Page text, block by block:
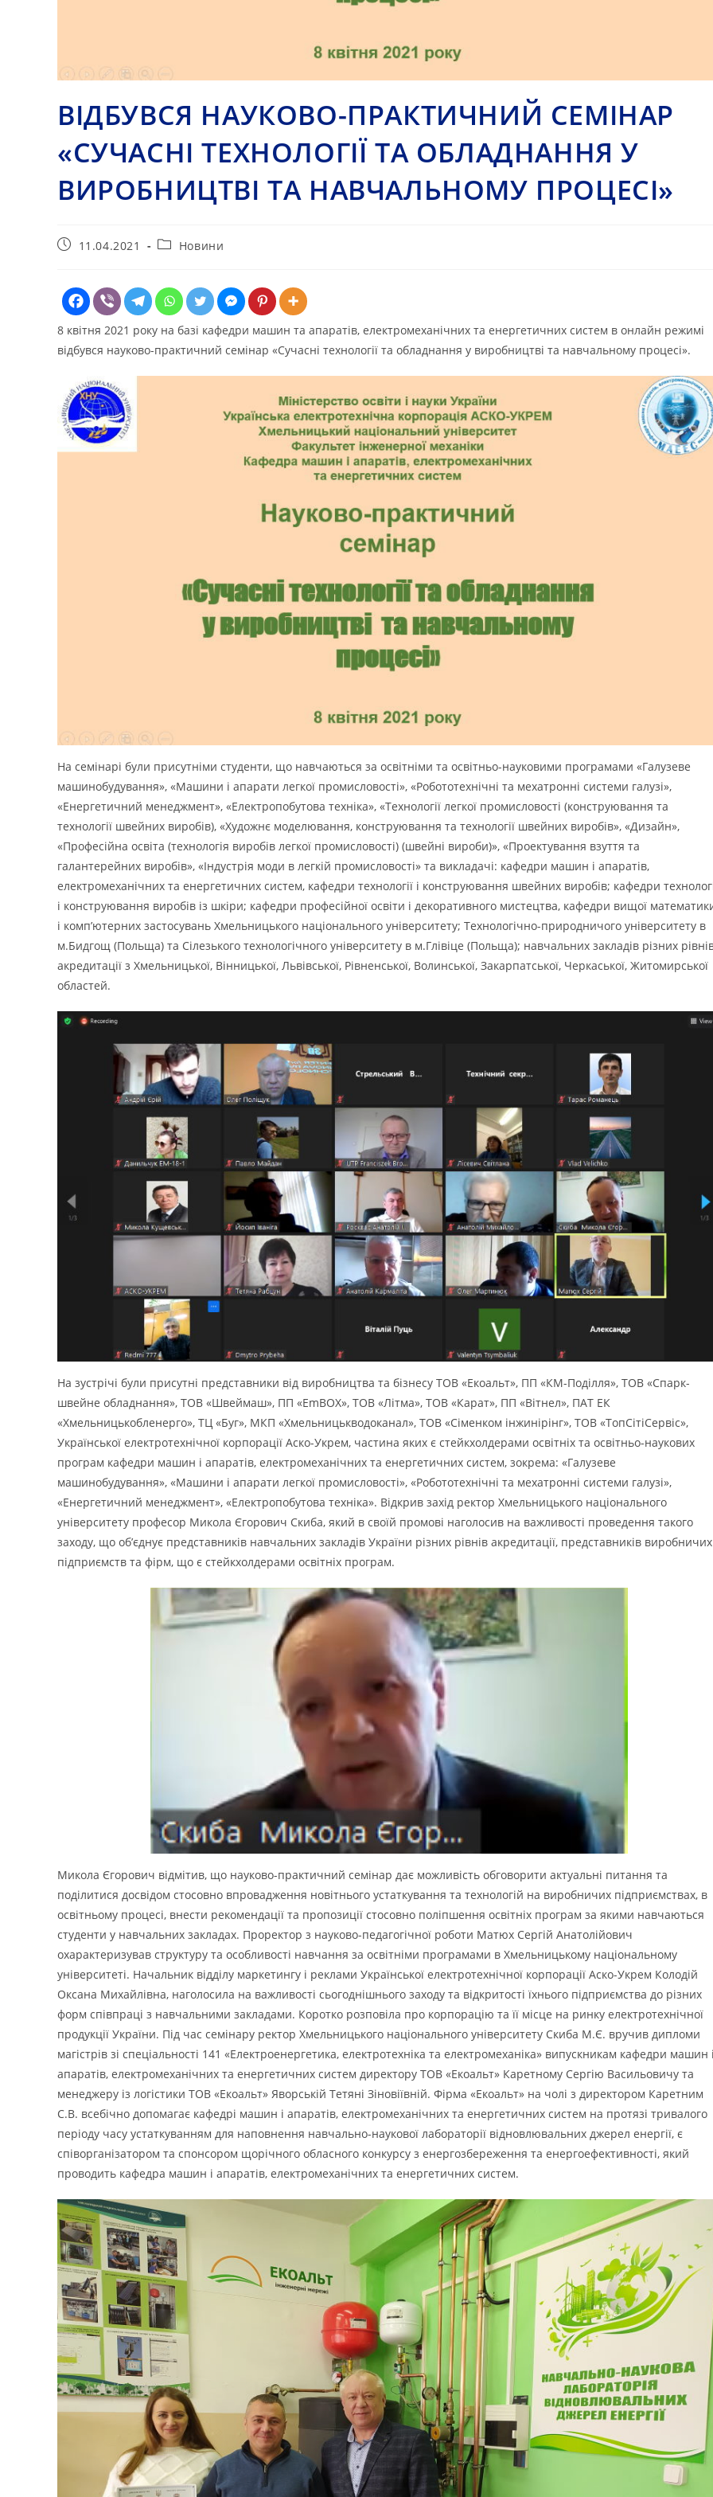
ВІДБУВСЯ НАУКОВО-ПРАКТИЧНИЙ СЕМІНАР
«СУЧАСНІ ТЕХНОЛОГІЇ ТА ОБЛАДНАННЯ У
ВИРОБНИЦТВІ ТА НАВЧАЛЬНОМУ ПРОЦЕСІ»
Запис11.04.2021
Категорія
Новини
8 квітня 2021 року на базі кафедри машин та апаратів, електромеханічних та енергетичних систем в онлайн режимі
відбувся науково-практичний семінар «Сучасні технології та обладнання у виробництві та навчальному процесі».
На семінарі були присутніми студенти, що навчаються за освітніми та освітньо-науковими програмами «Галузеве
машинобудування», «Машини і апарати легкої промисловості», «Робототехнічні та мехатронні системи галузі»,
«Енергетичний менеджмент», «Електропобутова техніка», «Технології легкої промисловості (конструювання та
технології швейних виробів), «Художнє моделювання, конструювання та технології швейних виробів», «Дизайн»,
«Професійна освіта (технологія виробів легкої промисловості) (швейні вироби)», «Проектування взуття та
галантерейних виробів», «Індустрія моди в легкій промисловості» та викладачі: кафедри машин і апаратів,
електромеханічних та енергетичних систем, кафедри технології і конструювання швейних виробів; кафедри
і конструювання виробів із шкіри; кафедри професійної освіти і декоративного мистецтва, кафедри вищої
і комп’ютерних застосувань Хмельницького національного університету; Технологічно-природничого університету в
м.Бидгощ (Польща) та Сілезького технологічного університету в м.Глівіце (Польща); навчальних закладів різних
акредитації з Хмельницької, Вінницької, Львівської, Рівненської, Волинської, Закарпатської, Черкаської, Житомирської
областей.
На зустрічі були присутні представники від виробництва та бізнесу ТОВ «Екоальт», ПП «КМ-Поділля», ТОВ «Спарк-
швейне обладнання», ТОВ «Швеймаш», ПП «EmBOX», ТОВ «Літма», ТОВ «Карат», ПП «Вітнел», ПАТ ЕК
«Хмельницькобленерго», ТЦ «Буг», МКП «Хмельницькводоканал», ТОВ «Сіменком інжинірінг», ТОВ «ТопСітіСервіс»,
Української електротехнічної корпорації Аско-Укрем, частина яких є стейкхолдерами освітніх та освітньо-наукових
програм кафедри машин і апаратів, електромеханічних та енергетичних систем, зокрема: «Галузеве
машинобудування», «Машини і апарати легкої промисловості», «Робототехнічні та мехатронні системи галузі»,
«Енергетичний менеджмент», «Електропобутова техніка». Відкрив захід ректор Хмельницького національного
університету професор Микола Єгорович Скиба, який в своїй промові наголосив на важливості проведення такого
заходу, що об’єднує представників навчальних закладів України різних рівнів акредитації, представників виробничих
підприємств та фірм, що є стейкхолдерами освітніх програм.
Микола Єгорович відмітив, що науково-практичний семінар дає можливість обговорити актуальні питання та
поділитися досвідом стосовно впровадження новітнього устаткування та технологій на виробничих підприємствах, в
освітньому процесі, внести рекомендації та пропозиції стосовно поліпшення освітніх програм за якими навчаються
студенти у навчальних закладах. Проректор з науково-педагогічної роботи Матюх Сергій Анатолійович
охарактеризував структуру та особливості навчання за освітніми програмами в Хмельницькому національному
університеті. Начальник відділу маркетингу і реклами Української електротехнічної корпорації Аско-Укрем Колодій
Оксана Михайлівна, наголосила на важливості сьогоднішнього заходу та відкритості їхнього підприємства до різних
форм співпраці з навчальними закладами. Коротко розповіла про корпорацію та її місце на ринку електротехнічної
продукції України. Під час семінару ректор Хмельницького національного університету Скиба М.Є. вручив дипломи
магістрів зі спеціальності 141 «Електроенергетика, електротехніка та електромеханіка» випускникам кафедри машин і
апаратів, електромеханічних та енергетичних систем директору ТОВ «Екоальт» Каретному Сергію Васильовичу та
менеджеру із логістики ТОВ «Екоальт» Яворській Тетяні Зіновіївній. Фірма «Екоальт» на чолі з директором Каретним
С.В. всебічно допомагає кафедрі машин і апаратів, електромеханічних та енергетичних систем на протязі тривалого
періоду часу устаткуванням для наповнення навчально-наукової лабораторії відновлювальних джерел енергії, є
співорганізатором та спонсором щорічного обласного конкурсу з енергозбереження та енергоефективності, який
проводить кафедра машин і апаратів, електромеханічних та енергетичних систем.